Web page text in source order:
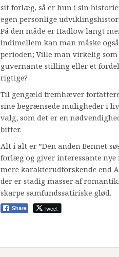
sit forlæg, så er hun i sin
egen personlige
På den måde er Hadlow langt
indimellem kan man måske
perioden; Ville man virkelig
guvernante stilling eller et
rigtige?
Til gengæld fremhæver
sine begrænsede muligheder i
valg, som det er en
bitter.
Alt i alt er ”Den anden Bennet
forlæg og giver interessante nye
mere karakterudforskende end
der er stadig masser af
skarpe samfundssatiriske glød.
Share Tweet